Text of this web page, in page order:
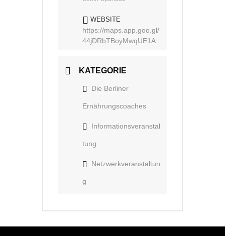
WEBSITE
https://maps.app.goo.gl/
44jDRbTBoyMwqUE1A
KATEGORIE
Die Berliner
Ernährungscoaches
Informationsveranstal
tung
Netzwerkveranstaltun
g